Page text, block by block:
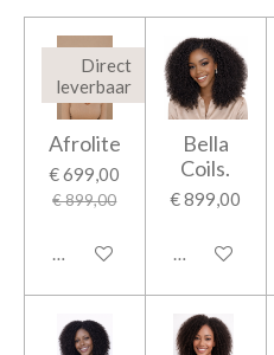
Direct
leverbaar
Afrolite
€ 699,00
€ 899,00
In winkelwagen
Bella
Coils.
€ 899,00
Bekijk details